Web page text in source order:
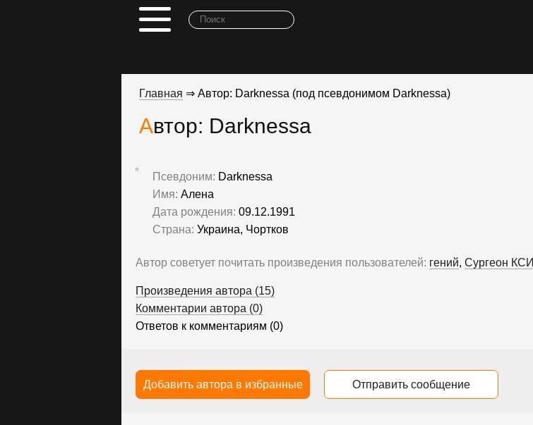
Главная ⇒ Автор: Darknessa (под псевдонимом Darknessa)
Автор: Darknessa
Псевдоним: Darknessa
Имя: Алена
Дата рождения: 09.12.1991
Страна: Украина, Чортков
Автор советует почитать произведения пользователей: гений, Сургеон КСИ
Произведения автора (15)
Комментарии автора (0)
Ответов к комментариям (0)
Добавить автора в избранные Отправить сообщение